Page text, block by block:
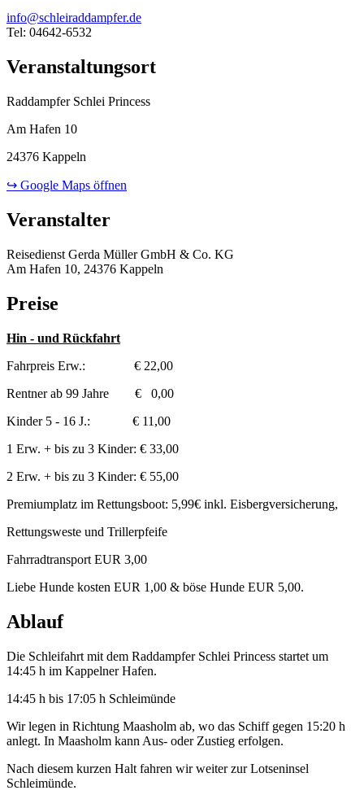
info@schleiraddampfer.de
Tel: 04642-6532
Veranstaltungsort
Raddampfer Schlei Princess
Am Hafen 10
24376 Kappeln
↪ Google Maps öffnen
Veranstalter
Reisedienst Gerda Müller GmbH & Co. KG
Am Hafen 10, 24376 Kappeln
Preise
Hin - und Rückfahrt
Fahrpreis Erw.: € 22,00
Rentner ab 99 Jahre € 0,00
Kinder 5 - 16 J.: € 11,00
1 Erw. + bis zu 3 Kinder: € 33,00
2 Erw. + bis zu 3 Kinder: € 55,00
Premiumplatz im Rettungsboot: 5,99€ inkl. Eisbergversicherung,
Rettungsweste und Trillerpfeife
Fahrradtransport EUR 3,00
Liebe Hunde kosten EUR 1,00 & böse Hunde EUR 5,00.
Ablauf
Die Schleifahrt mit dem Raddampfer Schlei Princess startet um
14:45 h im Kappelner Hafen.
14:45 h bis 17:05 h Schleimünde
Wir legen in Richtung Maasholm ab, wo das Schiff gegen 15:20 h
anlegt. In Maasholm kann Aus- oder Zustieg erfolgen.
Nach diesem kurzen Halt fahren wir weiter zur Lotseninsel
Schleimünde.